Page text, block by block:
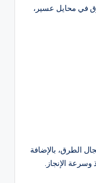
في محايل عسير،
الطرق، بالإضافة
الإنجاز.